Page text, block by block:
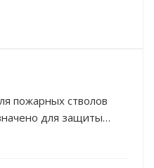
пожарных стволов
для защиты
на случай